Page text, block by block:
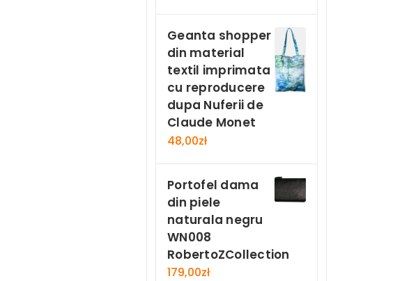
Geanta shopper
din material
textil imprimata
cu reproducere
dupa Nuferii de
Claude Monet
48,00zł
Portofel dama
din piele
naturala negru
WN008
RobertoZCollection
179,00zł